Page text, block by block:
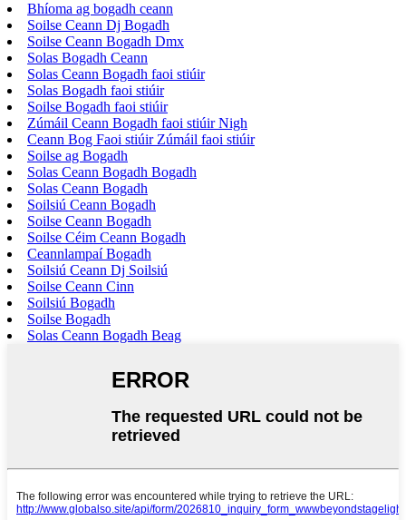
Bhíoma ag bogadh ceann
Soilse Ceann Dj Bogadh
Soilse Ceann Bogadh Dmx
Solas Bogadh Ceann
Solas Ceann Bogadh faoi stiúir
Solas Bogadh faoi stiúir
Soilse Bogadh faoi stiúir
Zúmáil Ceann Bogadh faoi stiúir Nigh
Ceann Bog Faoi stiúir Zúmáil faoi stiúir
Soilse ag Bogadh
Solas Ceann Bogadh Bogadh
Solas Ceann Bogadh
Soilsiú Ceann Bogadh
Soilse Ceann Bogadh
Soilse Céim Ceann Bogadh
Ceannlampaí Bogadh
Soilsiú Ceann Dj Soilsiú
Soilse Ceann Cinn
Soilsiú Bogadh
Soilse Bogadh
Solas Ceann Bogadh Beag